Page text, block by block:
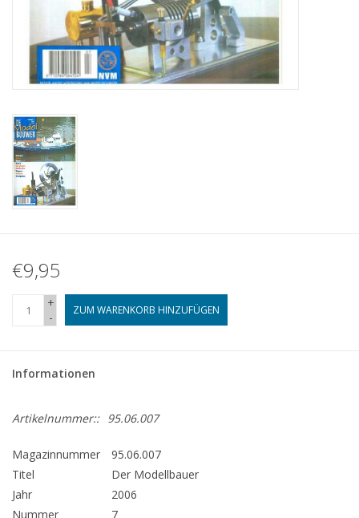
Baubeschreibungen
€9,95
+
-
ZUM WARENKORB HINZUFÜGEN
Informationen
Artikelnummer:: 95.06.007
Magazinnummer
95.06.007
Titel
Der Modellbauer
Jahr
2006
Nummer
7